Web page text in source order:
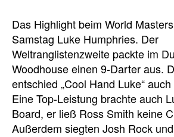
Das Highlight beim World
Samstag Luke Humphries. Der
Weltranglistenzweite packte im
Woodhouse einen 9-Darter aus.
entschied „Cool Hand Luke“
Eine Top-Leistung brachte auch
Board, er ließ Ross Smith keine
Außerdem siegten Josh Rock